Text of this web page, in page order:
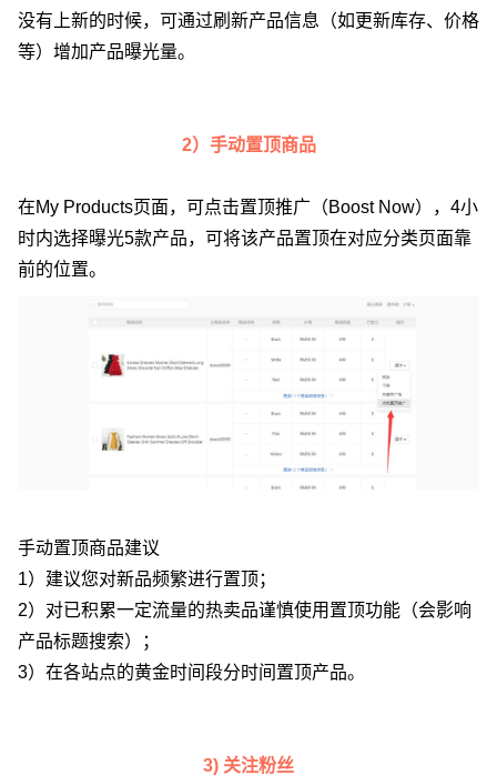
没有上新的时候，可通过刷新产品信息（如更新库存、价格
等）增加产品曝光量。
2）手动置顶商品
在My Products页面，可点击置顶推广（Boost Now），4小
时内选择曝光5款产品，可将该产品置顶在对应分类页面靠
前的位置。
手动置顶商品建议
1）建议您对新品频繁进行置顶；
2）对已积累一定流量的热卖品谨慎使用置顶功能（会影响
产品标题搜索）；
3）在各站点的黄金时间段分时间置顶产品。
3) 关注粉丝